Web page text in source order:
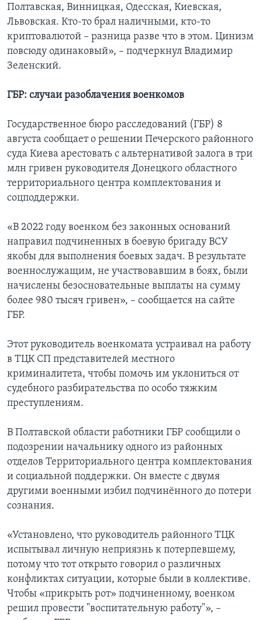
Полтавская, Винницкая, Одесская, Киевская,
Львовская. Кто-то брал наличными, кто-то
криптовалютой – разница разве что в этом. Цинизм
повсюду одинаковый», – подчеркнул Владимир
Зеленский.
ГБР: случаи разоблачения военкомов
Государственное бюро расследований (ГБР) 8
августа сообщает о решении Печерского районного
суда Киева арестовать с альтернативой залога в три
млн гривен руководителя Донецкого областного
территориального центра комплектования и
соцподдержки.
«В 2022 году военком без законных оснований
направил подчиненных в боевую бригаду ВСУ
якобы для выполнения боевых задач. В результате
военнослужащим, не участвовавшим в боях, были
начислены безосновательные выплаты на сумму
более 980 тысяч гривен», – сообщается на сайте
ГБР.
Этот руководитель военкомата устраивал на работу
в ТЦК СП представителей местного
криминалитета, чтобы помочь им уклониться от
судебного разбирательства по особо тяжким
преступлениям.
В Полтавской области работники ГБР сообщили о
подозрении начальнику одного из районных
отделов Территориального центра комплектования
и социальной поддержки. Он вместе с двумя
другими военными избил подчинённого до потери
сознания.
«Установлено, что руководитель районного ТЦК
испытывал личную неприязнь к потерпевшему,
потому что тот открыто говорил о различных
конфликтах ситуации, которые были в коллективе.
Чтобы «прикрыть рот» подчиненному, военком
решил провести "воспитательную работу"», –